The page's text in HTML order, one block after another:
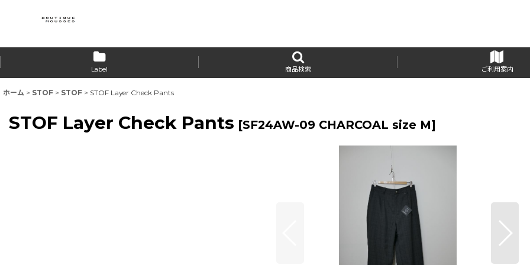
Label 商品検索 ご利用案内
ホーム > STOF > STOF > STOF Layer Check Pants
STOF Layer Check Pants [SF24AW-09 CHARCOAL size M]